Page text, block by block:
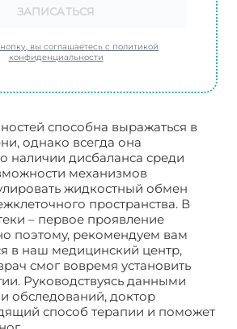
ЗАПИСАТЬСЯ
вы соглашаетесь с политикой
конфиденциальности
способна выражаться в
однако всегда она
о наличии дисбаланса среди
механизмов
жидкостный обмен
пространства. В
– первое проявление
поэтому, рекомендуем вам
в наш медицинский центр,
смог вовремя установить
Руководствуясь данными
обследований, доктор
способ терапии и поможет